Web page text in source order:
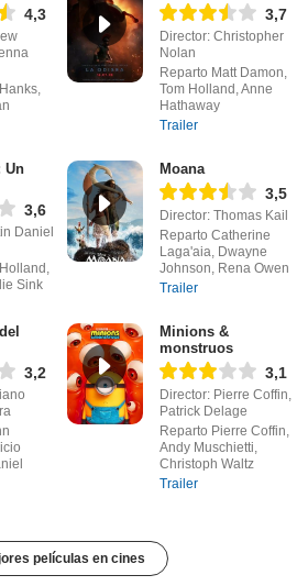
4,3 3,7
Director: Christopher
Nolan
Reparto Matt Damon,
Tom Holland, Anne
Hathaway
Trailer
Un
3,6
Daniel
Sink
Moana
3,5
Director: Thomas Kail
Reparto Catherine
Laga'aia, Dwayne
Johnson, Rena Owen
Trailer
3,2
Minions &
monstruos
3,1
Director: Pierre Coffin,
Patrick Delage
Reparto Pierre Coffin,
Andy Muschietti,
Christoph Waltz
Trailer
películas en cines